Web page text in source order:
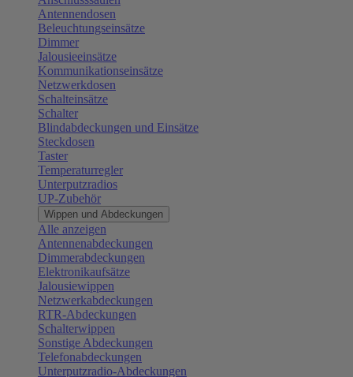
Antennendosen
Beleuchtungseinsätze
Dimmer
Jalousieeinsätze
Kommunikationseinsätze
Netzwerkdosen
Schalteinsätze
Schalter
Blindabdeckungen und Einsätze
Steckdosen
Taster
Temperaturregler
Unterputzradios
UP-Zubehör
Wippen und Abdeckungen
Alle anzeigen
Antennenabdeckungen
Dimmerabdeckungen
Elektronikaufsätze
Jalousiewippen
Netzwerkabdeckungen
RTR-Abdeckungen
Schalterwippen
Sonstige Abdeckungen
Telefonabdeckungen
Unterputzradio-Abdeckungen